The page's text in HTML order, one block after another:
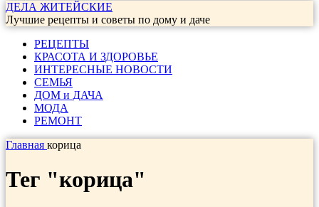
ДЕЛА ЖИТЕЙСКИЕ
Лучшие рецепты и советы по дому и даче
РЕЦЕПТЫ
КРАСОТА И ЗДОРОВЬЕ
ИНТЕРЕСНЫЕ НОВОСТИ
СЕМЬЯ
ДОМ и ДАЧА
МОДА
РЕМОНТ
Главная корица
Тег "корица"